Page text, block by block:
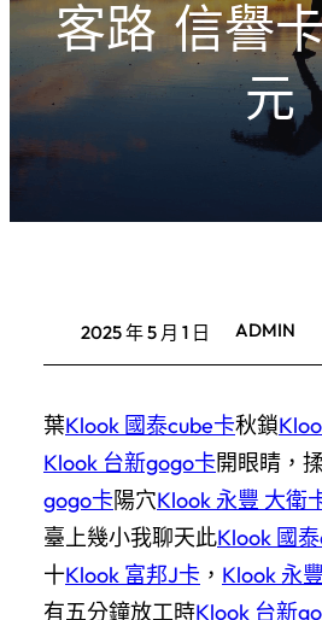
客路 信譽
元
2025 年 5 月 1 日 ADMIN
葉Klook 國泰cube卡秋鎖
Klook 台新gogo卡開眼睛，
gogo卡陽穴Klook 永豐 大衛
臺上幾小我聊天此Klook 國
十Klook 富邦J卡 ， Klook 永
有五分鐘放工時Klook 台新